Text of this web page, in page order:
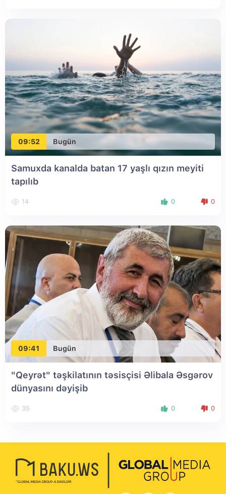
09:52 Bugün
Samuxda kanalda batan 17 yaşlı qızın meyiti
tapılıb
14 0 0
09:41 Bugün
"Qeyrət" təşkilatının təsisçisi Əlibala Əsgərov
dünyasını dəyişib
35 0 0